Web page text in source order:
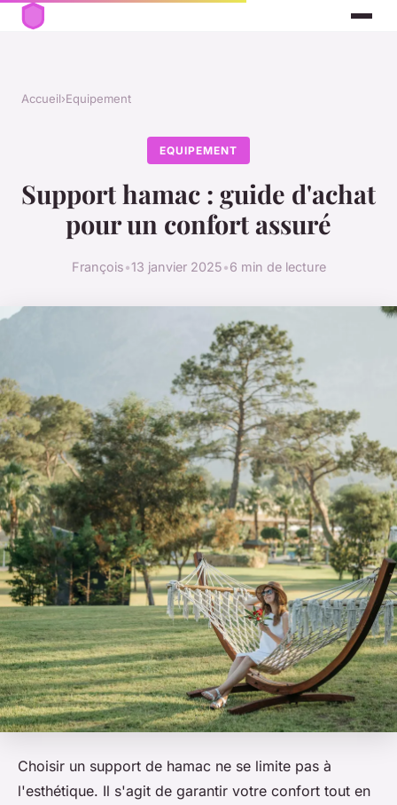
Accueil›Equipement
EQUIPEMENT
Support hamac : guide d'achat
pour un confort assuré
François•13 janvier 2025•6 min de lecture
Choisir un support de hamac ne se limite pas à
l'esthétique. Il s'agit de garantir votre confort tout en